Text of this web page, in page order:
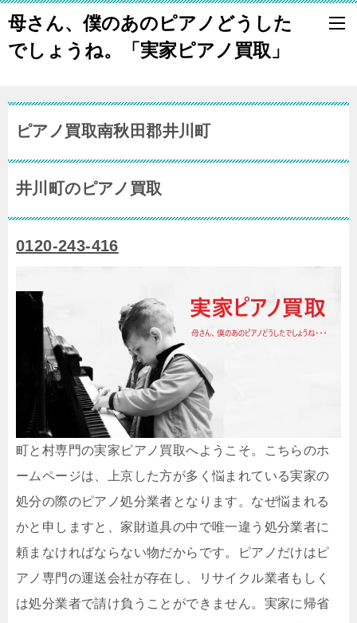
母さん、僕のあのピアノどうした
でしょうね。「実家ピアノ買取」
ピアノ買取南秋田郡井川町
井川町のピアノ買取
0120-243-416
町と村専門の実家ピアノ買取へようこそ。こちらのホ
ームページは、上京した方が多く悩まれている実家の
処分の際のピアノ処分業者となります。なぜ悩まれる
かと申しますと、家財道具の中で唯一違う処分業者に
頼まなければならない物だからです。ピアノだけはピ
アノ専門の運送会社が存在し、リサイクル業者もしく
は処分業者で請け負うことができません。実家に帰省